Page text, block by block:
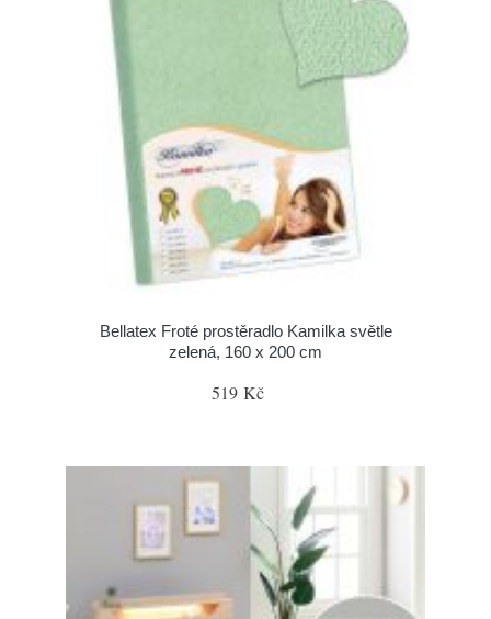
Bellatex Froté prostěradlo Kamilka světle
zelená, 160 x 200 cm
519 Kč